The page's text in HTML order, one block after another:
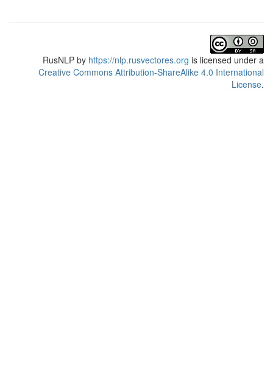
RusNLP by https://nlp.rusvectores.org is licensed under a
Creative Commons Attribution-ShareAlike 4.0 International
License.